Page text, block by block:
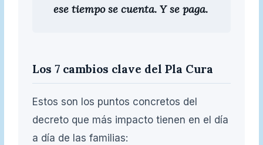
ese tiempo se cuenta. Y se paga.
Los 7 cambios clave del Pla Cura
Estos son los puntos concretos del
decreto que más impacto tienen en el día
a día de las familias: